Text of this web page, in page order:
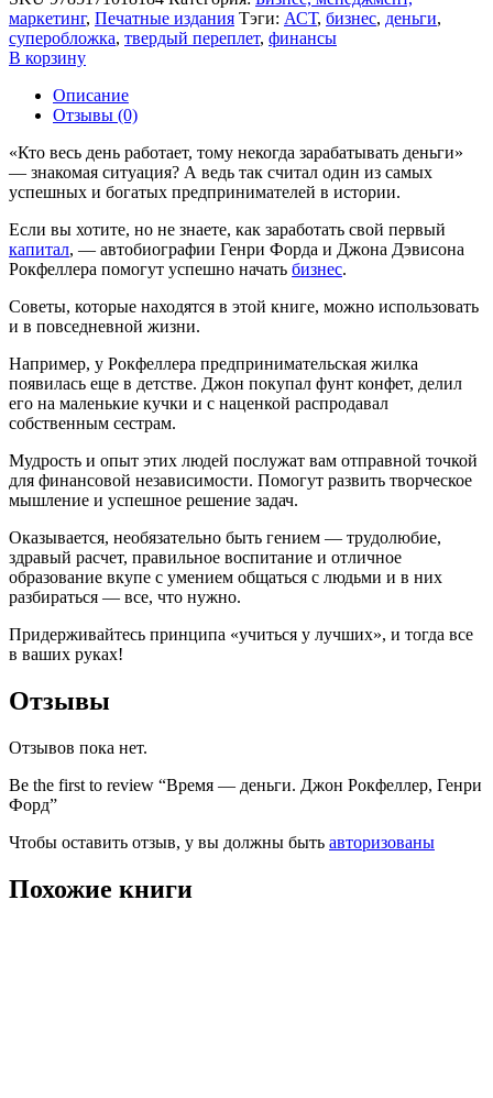
маркетинг, Печатные издания Тэги: АСТ, бизнес, деньги,
суперобложка, твердый переплет, финансы
В корзину
Описание
Отзывы (0)
«Кто весь день работает, тому некогда зарабатывать деньги»
— знакомая ситуация? А ведь так считал один из самых
успешных и богатых предпринимателей в истории.
Если вы хотите, но не знаете, как заработать свой первый
капитал, — автобиографии Генри Форда и Джона Дэвисона
Рокфеллера помогут успешно начать бизнес.
Советы, которые находятся в этой книге, можно использовать
и в повседневной жизни.
Например, у Рокфеллера предпринимательская жилка
появилась еще в детстве. Джон покупал фунт конфет, делил
его на маленькие кучки и с наценкой распродавал
собственным сестрам.
Мудрость и опыт этих людей послужат вам отправной точкой
для финансовой независимости. Помогут развить творческое
мышление и успешное решение задач.
Оказывается, необязательно быть гением — трудолюбие,
здравый расчет, правильное воспитание и отличное
образование вкупе с умением общаться с людьми и в них
разбираться — все, что нужно.
Придерживайтесь принципа «учиться у лучших», и тогда все
в ваших руках!
Отзывы
Отзывов пока нет.
Be the first to review “Время — деньги. Джон Рокфеллер, Генри
Форд”
Чтобы оставить отзыв, у вы должны быть авторизованы
Похожие книги